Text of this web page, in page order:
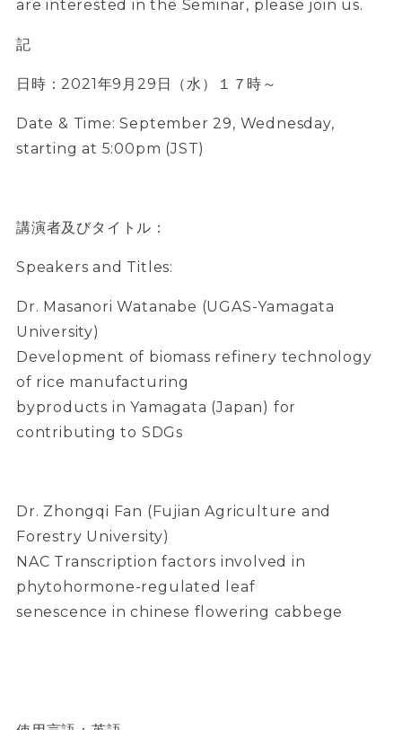
are interested in the Seminar, please join us.
記
日時：2021年9月29日（水）１７時～
Date & Time: September 29, Wednesday,
starting at 5:00pm (JST)
講演者及びタイトル：
Speakers and Titles:
Dr. Masanori Watanabe (UGAS-Yamagata
University)
Development of biomass refinery technology
of rice manufacturing
byproducts in Yamagata (Japan) for
contributing to SDGs
Dr. Zhongqi Fan (Fujian Agriculture and
Forestry University)
NAC Transcription factors involved in
phytohormone-regulated leaf
senescence in chinese flowering cabbege